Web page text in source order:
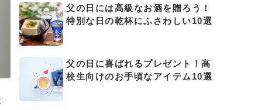
父の日には高級なお酒を贈ろう！
特別な日の乾杯にふさわしい10選
父の日に喜ばれるプレゼント！高
校生向けのお手頃なアイテム10選